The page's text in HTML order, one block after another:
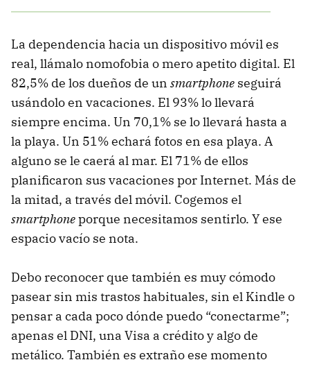
La dependencia hacia un dispositivo móvil es
real, llámalo nomofobia o mero apetito digital. El
82,5% de los dueños de un smartphone seguirá
usándolo en vacaciones. El 93% lo llevará
siempre encima. Un 70,1% se lo llevará hasta a
la playa. Un 51% echará fotos en esa playa. A
alguno se le caerá al mar. El 71% de ellos
planificaron sus vacaciones por Internet. Más de
la mitad, a través del móvil. Cogemos el
smartphoneporque necesitamos sentirlo. Y ese
espacio vacío se nota.
Debo reconocer que también es muy cómodo
pasear sin mis trastos habituales, sin el Kindle o
pensar a cada poco dónde puedo “conectarme”;
apenas el DNI, una Visa a crédito y algo de
metálico. También es extraño ese momento